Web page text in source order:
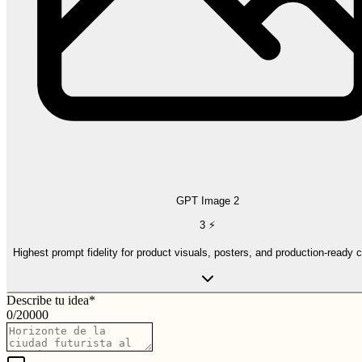
GPT Image 2
3 ⚡
Highest prompt fidelity for product visuals, posters, and production-ready
Describe tu idea*
0/20000